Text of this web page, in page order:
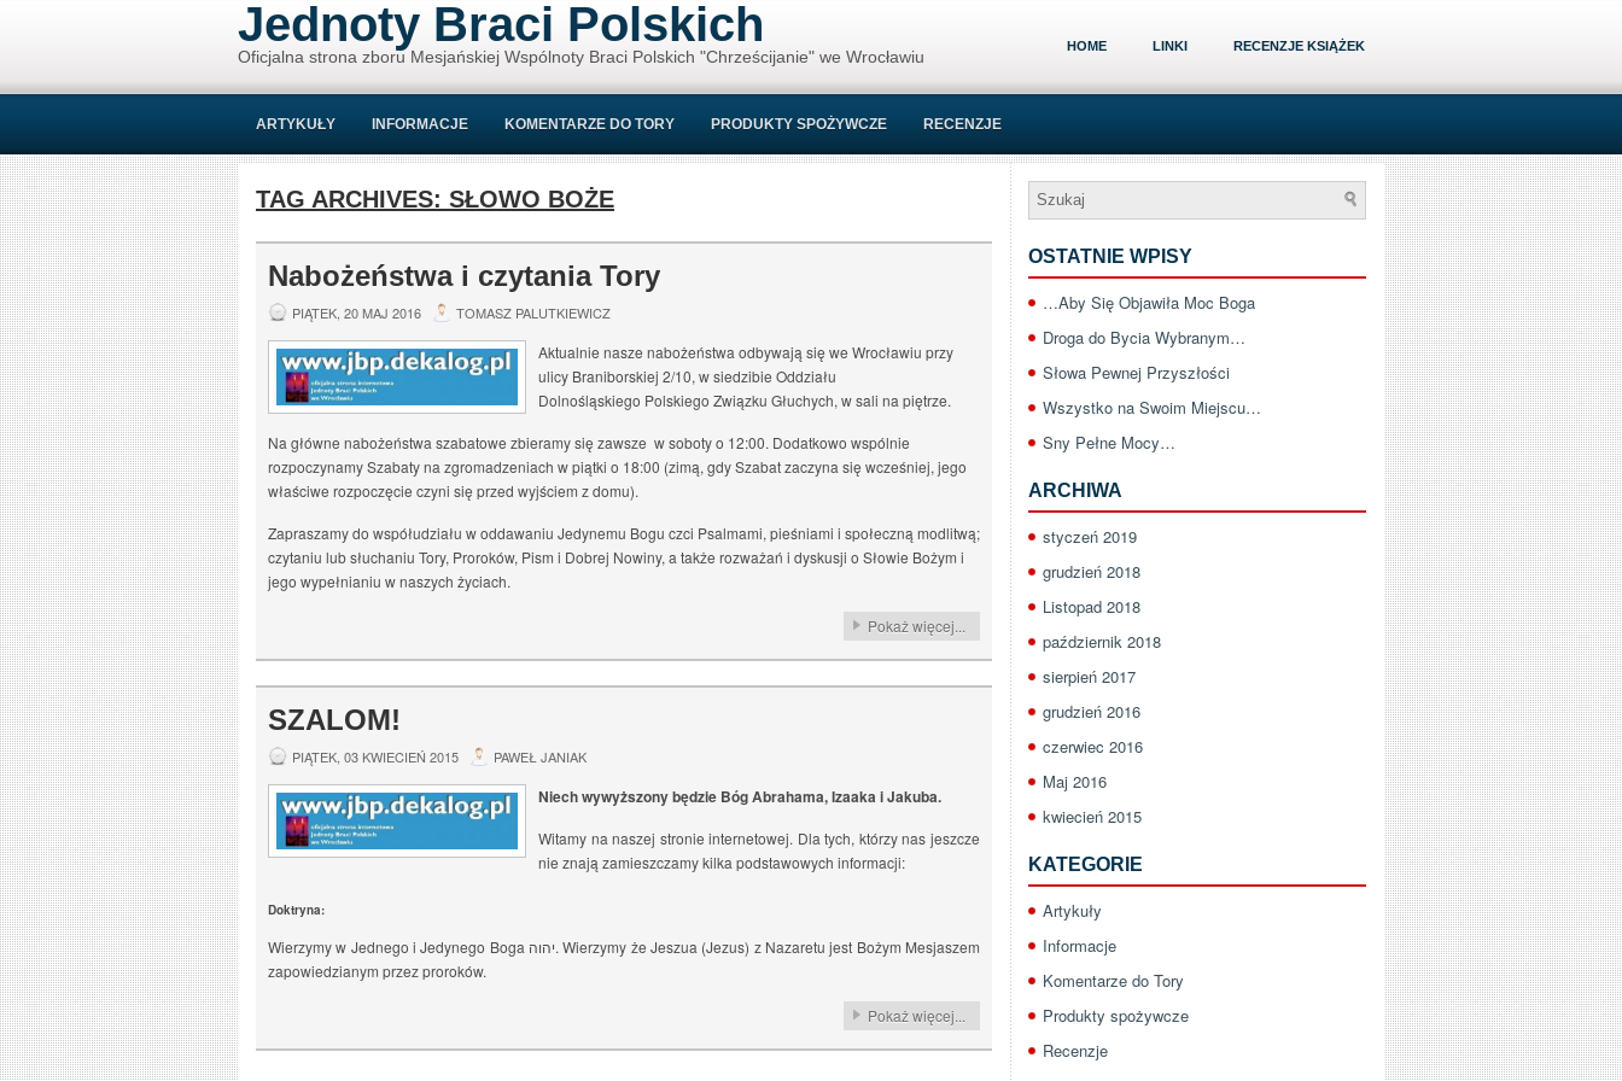
Jednoty Braci Polskich
Oficjalna strona zboru Mesjańskiej Wspólnoty Braci Polskich "Chrześcijanie" we Wrocławiu
HOME LINKI RECENZJE KSIĄŻEK
ARTYKUŁY INFORMACJE KOMENTARZE DO TORY PRODUKTY SPOŻYWCZE RECENZJE
TAG ARCHIVES: SŁOWO BOŻE
Nabożeństwa i czytania Tory
PIĄTEK, 20 MAJ 2016 TOMASZ PALUTKIEWICZ
Aktualnie nasze nabożeństwa odbywają się we Wrocławiu przy
ulicy Braniborskiej 2/10, w siedzibie Oddziału
Dolnośląskiego Polskiego Związku Głuchych, w sali na piętrze.
Na główne nabożeństwa szabatowe zbieramy się zawsze w soboty o 12:00. Dodatkowo wspólnie
rozpoczynamy Szabaty na zgromadzeniach w piątki o 18:00 (zimą, gdy Szabat zaczyna się wcześniej, jego
właściwe rozpoczęcie czyni się przed wyjściem z domu).
Zapraszamy do współudziału w oddawaniu Jedynemu Bogu czci Psalmami, pieśniami i społeczną modlitwą;
czytaniu lub słuchaniu Tory, Proroków, Pism i Dobrej Nowiny, a także rozważań i dyskusji o Słowie Bożym i
jego wypełnianiu w naszych życiach.
Pokaż więcej...
SZALOM!
PIĄTEK, 03 KWIECIEŃ 2015 PAWEŁ JANIAK
Niech wywyższony będzie Bóg Abrahama, Izaaka i Jakuba.
Witamy na naszej stronie internetowej. Dla tych, którzy nas jeszcze
nie znają zamieszczamy kilka podstawowych informacji:
Doktryna:
Wierzymy w Jednego i Jedynego Boga יהוה. Wierzymy że Jeszua (Jezus) z Nazaretu jest Bożym Mesjaszem
zapowiedzianym przez proroków.
Pokaż więcej...
OSTATNIE WPISY
…Aby Się Objawiła Moc Boga
Droga do Bycia Wybranym…
Słowa Pewnej Przyszłości
Wszystko na Swoim Miejscu…
Sny Pełne Mocy…
ARCHIWA
styczeń 2019
grudzień 2018
Listopad 2018
październik 2018
sierpień 2017
grudzień 2016
czerwiec 2016
Maj 2016
kwiecień 2015
KATEGORIE
Artykuły
Informacje
Komentarze do Tory
Produkty spożywcze
Recenzje